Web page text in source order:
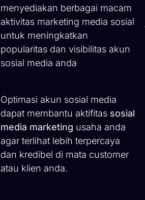
menyediakan berbagai macam
aktivitas marketing media sosial
untuk meningkatkan
popularitas dan visibilitas akun
sosial media anda
Optimasi akun sosial media
dapat membantu aktifitas sosial
media marketing usaha anda
agar terlihat lebih terpercaya
dan kredibel di mata customer
atau klien anda.